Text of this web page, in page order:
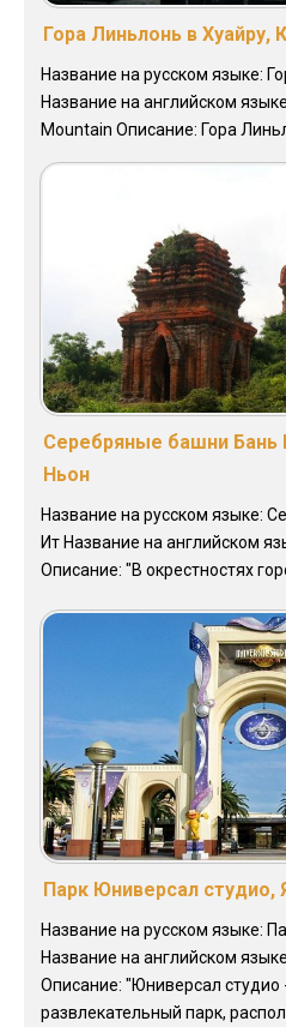
Гора Линьлонь в Хуайру,
Название на русском языке:
Название на английском
Mountain Описание: Гора
Серебряные башни Бань
Ньон
Название на русском языке:
Ит Название на английском
Описание: "В окрестностях
Парк Юниверсал студио,
Название на русском языке:
Название на английском
Описание: "Юниверсал студио
развлекательный парк,